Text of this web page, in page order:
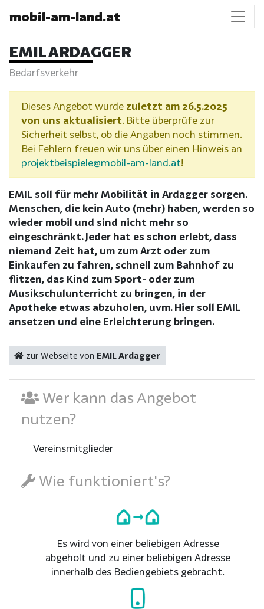
mobil-am-land.at
EMIL ARDAGGER
Bedarfsverkehr
Dieses Angebot wurde zuletzt am 26.5.2025
von uns aktualisiert. Bitte überprüfe zur
Sicherheit selbst, ob die Angaben noch stimmen.
Bei Fehlern freuen wir uns über einen Hinweis an
projektbeispiele@mobil-am-land.at!
EMIL soll für mehr Mobilität in Ardagger sorgen.
Menschen, die kein Auto (mehr) haben, werden so
wieder mobil und sind nicht mehr so
eingeschränkt. Jeder hat es schon erlebt, dass
niemand Zeit hat, um zum Arzt oder zum
Einkaufen zu fahren, schnell zum Bahnhof zu
flitzen, das Kind zum Sport- oder zum
Musikschulunterricht zu bringen, in der
Apotheke etwas abzuholen, uvm. Hier soll EMIL
ansetzen und eine Erleichterung bringen.
zur Webseite von EMIL Ardagger
Wer kann das Angebot
nutzen?
Vereinsmitglieder
Wie funktioniert's?
Es wird von einer beliebigen Adresse
abgeholt und zu einer beliebigen Adresse
innerhalb des Bediengebiets gebracht.